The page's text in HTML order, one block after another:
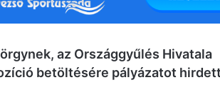
az Országgyűlés Hivatala
betöltésére pályázatot